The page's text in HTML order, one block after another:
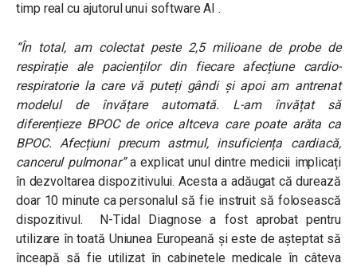
timp real cu ajutorul unui software AI .
“În total, am colectat peste 2,5 milioane de probe de
respirație ale pacienților din fiecare afecțiune cardio-
respiratorie la care vă puteți gândi și apoi am antrenat
modelul de învățare automată. L-am învățat să
diferențieze BPOC de orice altceva care poate arăta ca
BPOC. Afecțiuni precum astmul, insuficiența cardiacă,
cancerul pulmonar”a explicat unul dintre medicii implicați
în dezvoltarea dispozitivului. Acesta a adăugat că durează
doar 10 minute ca personalul să fie instruit să folosească
dispozitivul. N-Tidal Diagnose a fost aprobat pentru
utilizare în toată Uniunea Europeană și este de așteptat să
înceapă să fie utilizat în cabinetele medicale în câteva